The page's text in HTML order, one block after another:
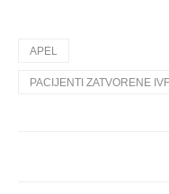
APEL
PACIJENTI ZATVORENE